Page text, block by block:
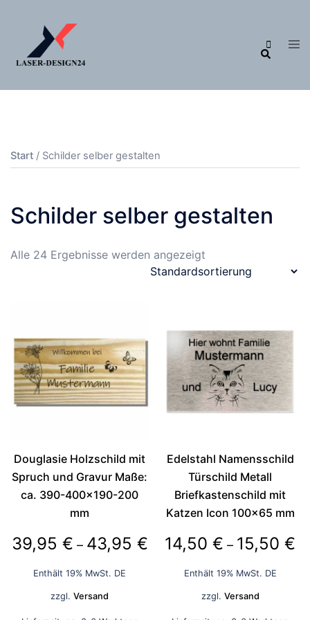
springen
Suche
Start / Schilder selber gestalten
Schilder selber gestalten
Alle 24 Ergebnisse werden angezeigt
Douglasie Holzschild mit
Spruch und Gravur Maße:
ca. 390-400×190-200
mm
39,95 € – 43,95 €Preisspanne:
Enthält 19% MwSt. DE
zzgl.Versand
Edelstahl Namensschild
Türschild Metall
Briefkastenschild mit
Katzen Icon 100×65 mm
14,50€ – 15,50€
Enthält 19% MwSt. DE
zzgl. Versand